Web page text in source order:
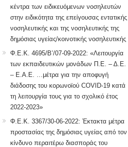
κέντρα των ειδικευόμενων νοσηλευτών
στην ειδικότητα της επείγουσας εντατικής
νοσηλευτικής και της νοσηλευτικής της
δημόσιας υγείας/κοινοτικής νοσηλευτικής
Φ.Ε.Κ. 4695/Β’/07-09-2022: «Λειτουργία
των εκπαιδευτικών μονάδων Π.Ε. – Δ.Ε.
– Ε.Α.Ε. …μέτρα για την αποφυγή
διάδοσης του κορωνοϊού COVID-19 κατά
τη λειτουργία τους για το σχολικό έτος
2022-2023»
Φ.Ε.Κ. 3367/30-06-2022: Έκτακτα μέτρα
προστασίας της δημόσιας υγείας από τον
κίνδυνο περαιτέρω διασποράς του